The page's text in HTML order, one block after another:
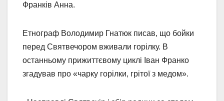
Франків Анна.
Етнограф Володимир Гнатюк писав, що бойки
перед Святвечором вживали горілку. В
останньому прижиттєвому циклі Іван Франко
згадував про «чарку горілки, грітої з медом».